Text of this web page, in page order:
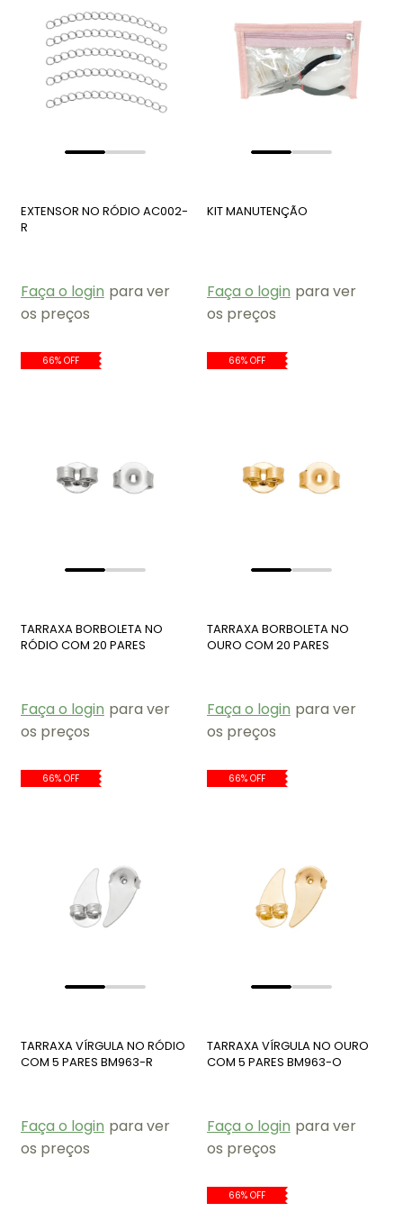
EXTENSOR NO RÓDIO AC002-
R
Faça o login para ver
os preços
KIT MANUTENÇÃO
Faça o login para ver
os preços
66% OFF
TARRAXA BORBOLETA NO
RÓDIO COM 20 PARES
Faça o login para ver
os preços
66% OFF
TARRAXA BORBOLETA NO
OURO COM 20 PARES
Faça o login para ver
os preços
66% OFF
TARRAXA VÍRGULA NO RÓDIO
COM 5 PARES BM963-R
Faça o login para ver
os preços
66% OFF
TARRAXA VÍRGULA NO OURO
COM 5 PARES BM963-O
Faça o login para ver
os preços
66% OFF